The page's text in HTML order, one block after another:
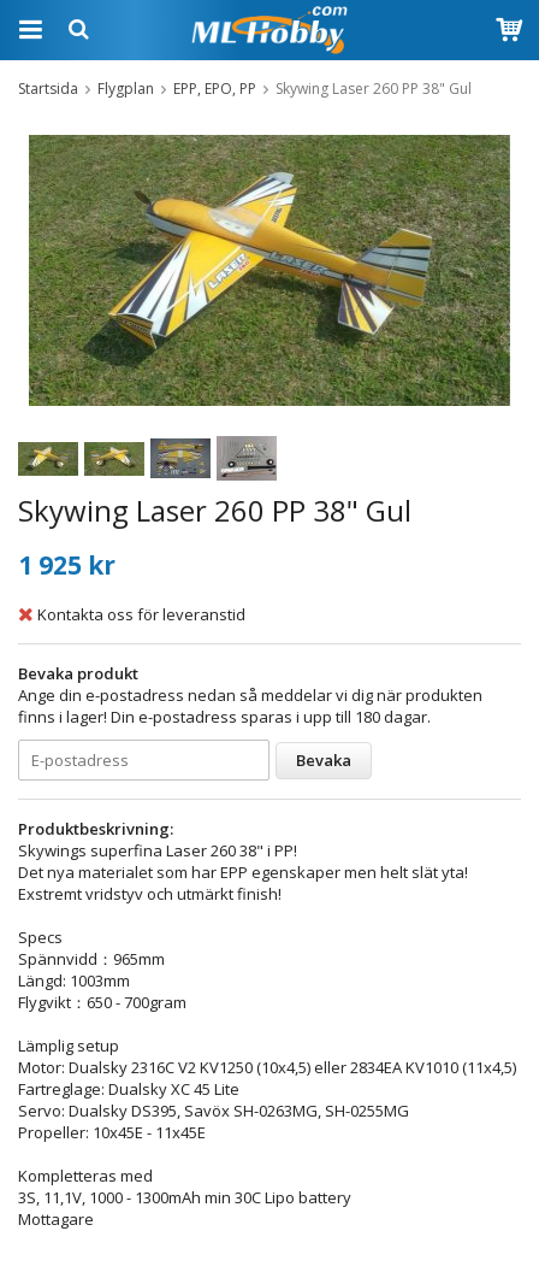
Startsida Flygplan EPP, EPO, PP Skywing Laser 260 PP 38" Gul
Skywing Laser 260 PP 38" Gul
1 925 kr
Kontakta oss för leveranstid
Bevaka produkt
Ange din e-postadress nedan så meddelar vi dig när produkten
finns i lager! Din e-postadress sparas i upp till 180 dagar.
Bevaka
Produktbeskrivning:
Skywings superfina Laser 260 38" i PP!
Det nya materialet som har EPP egenskaper men helt slät yta!
Exstremt vridstyv och utmärkt finish!
Specs
Spännvidd：965mm
Längd: 1003mm
Flygvikt：650 - 700gram
Lämplig setup
Motor: Dualsky 2316C V2 KV1250 (10x4,5) eller 2834EA KV1010 (11x4,5)
Fartreglage: Dualsky XC 45 Lite
Servo: Dualsky DS395, Savöx SH-0263MG, SH-0255MG
Propeller: 10x45E - 11x45E
Kompletteras med
3S, 11,1V, 1000 - 1300mAh min 30C Lipo battery
Mottagare